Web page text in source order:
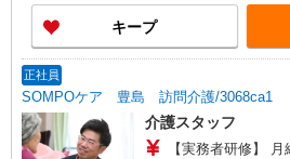
勤続年数5年）390万円
年 2〜3年で所長にな
ブロック長（平均勤
属されます。 ※Ｕ・
る異動等はございませ
キープ
正社員
SOMPOケア 豊島 訪問介護/3068ca1
介護スタッフ
【実務者研修】